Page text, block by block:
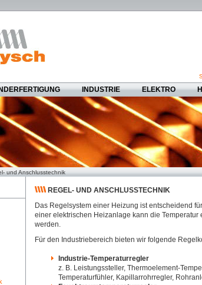
INDUSTRIE ELEKTRO
und Anschlusstechnik
REGEL- UND ANSCHLUSSTECHNIK
Das Regelsystem einer Heizung ist entscheidend
einer elektrischen Heizanlage kann die
werden.
Für den Industriebereich bieten wir folgende
Industrie-Temperaturregler
z. B. Leistungssteller, Thermoelement-
Temperaturfühler, Kapillarrohrregler,